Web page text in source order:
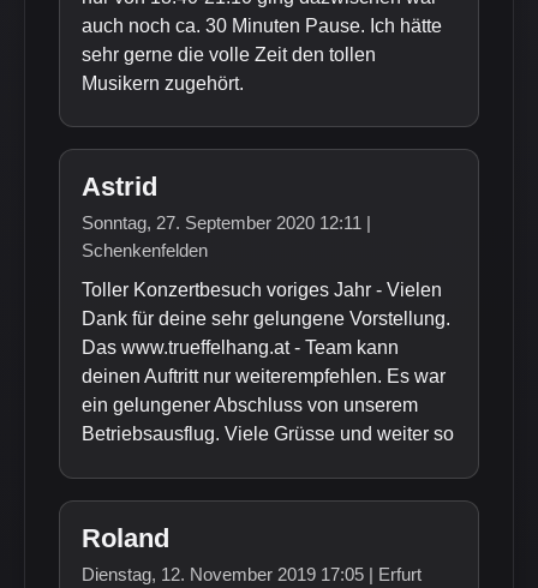
auch noch ca. 30 Minuten Pause. Ich hätte
sehr gerne die volle Zeit den tollen
Musikern zugehört.
Astrid
Sonntag, 27. September 2020 12:11 |
Schenkenfelden
Toller Konzertbesuch voriges Jahr - Vielen
Dank für deine sehr gelungene Vorstellung.
Das www.trueffelhang.at - Team kann
deinen Auftritt nur weiterempfehlen. Es war
ein gelungener Abschluss von unserem
Betriebsausflug. Viele Grüsse und weiter so
Roland
Dienstag, 12. November 2019 17:05 | Erfurt